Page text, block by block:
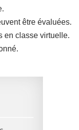
être évaluées.
en classe virtuelle.